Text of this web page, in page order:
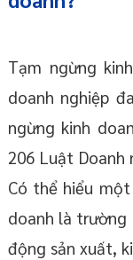
Tạm ngừng
doanh nghiệp
ngừng kinh
206 Luật Doanh
Có thể hiểu
doanh là trường
động sản xuất,